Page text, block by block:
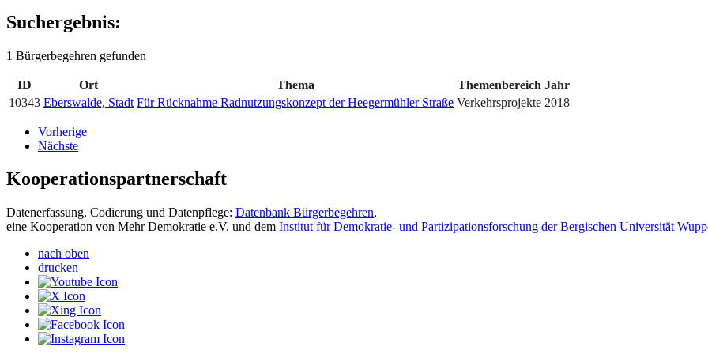
Suchergebnis:
1 Bürgerbegehren gefunden
ID Ort Thema Themenbereich Jahr
10343 Eberswalde, Stadt Für Rücknahme Radnutzungskonzept der Heegermühler Straße Verkehrsprojekte 2018
Vorherige
Nächste
Kooperationspartnerschaft
Datenerfassung, Codierung und Datenpflege: Datenbank Bürgerbegehren,
eine Kooperation von Mehr Demokratie e.V. und dem Institut für Demokratie- und Partizipationsforschung der Bergischen Universität
nach oben
drucken